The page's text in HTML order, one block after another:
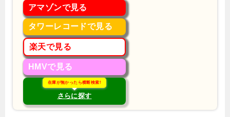
アマゾンで見る
タワーレコードで見る
楽天で見る
HMVで見る
在庫が無かったら横断検索!
さらに探す